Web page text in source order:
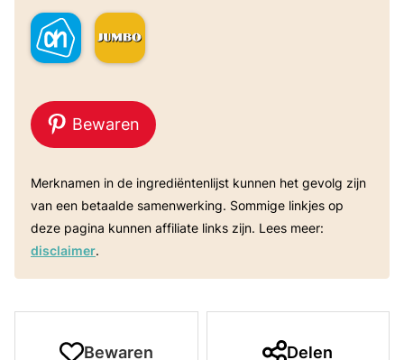
Bewaren
Merknamen in de ingrediëntenlijst kunnen het gevolg zijn
van een betaalde samenwerking. Sommige linkjes op
deze pagina kunnen affiliate links zijn. Lees meer:
disclaimer.
Bewaren Delen